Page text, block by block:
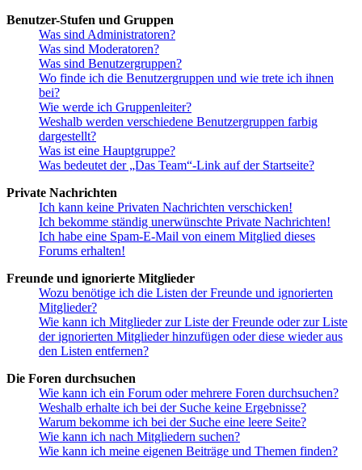
Benutzer-Stufen und Gruppen
Was sind Administratoren?
Was sind Moderatoren?
Was sind Benutzergruppen?
Wo finde ich die Benutzergruppen und wie trete ich ihnen
bei?
Wie werde ich Gruppenleiter?
Weshalb werden verschiedene Benutzergruppen farbig
dargestellt?
Was ist eine Hauptgruppe?
Was bedeutet der „Das Team“-Link auf der Startseite?
Private Nachrichten
Ich kann keine Privaten Nachrichten verschicken!
Ich bekomme ständig unerwünschte Private Nachrichten!
Ich habe eine Spam-E-Mail von einem Mitglied dieses
Forums erhalten!
Freunde und ignorierte Mitglieder
Wozu benötige ich die Listen der Freunde und ignorierten
Mitglieder?
Wie kann ich Mitglieder zur Liste der Freunde oder zur Liste
der ignorierten Mitglieder hinzufügen oder diese wieder aus
den Listen entfernen?
Die Foren durchsuchen
Wie kann ich ein Forum oder mehrere Foren durchsuchen?
Weshalb erhalte ich bei der Suche keine Ergebnisse?
Warum bekomme ich bei der Suche eine leere Seite?
Wie kann ich nach Mitgliedern suchen?
Wie kann ich meine eigenen Beiträge und Themen finden?